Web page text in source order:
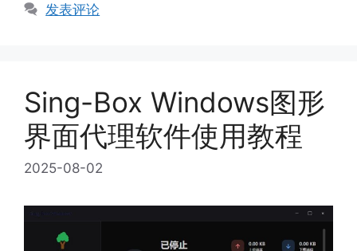
发表评论
Sing-Box Windows图形
界面代理软件使用教程
2025-08-02